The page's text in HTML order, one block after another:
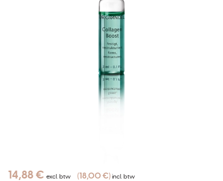
14,88 € excl. btw 18,00 € incl. btw